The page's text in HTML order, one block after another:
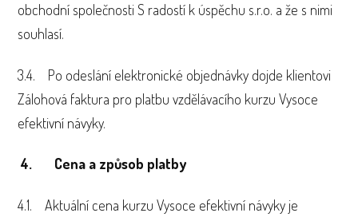
obchodní společnosti S radostí k úspěchu s.r.o. a že s nimi
souhlasí.
3.4. Po odeslání elektronické objednávky dojde klientovi
Zálohová faktura pro platbu vzdělávacího kurzu Vysoce
efektivní návyky.
4. Cena a způsob platby
4.1. Aktuální cena kurzu Vysoce efektivní návyky je